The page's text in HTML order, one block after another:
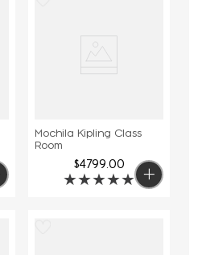
Mochila Kipling Class
Room
$4799.00
★★★★★